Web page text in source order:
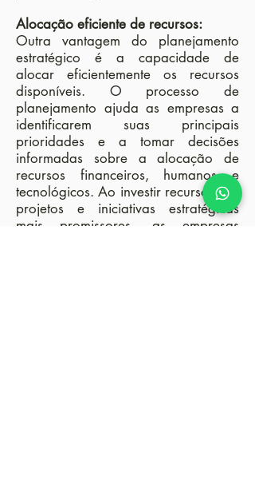
Alocação eficiente de recursos:
Outra vantagem do planejamento
estratégico é a capacidade de
alocar eficientemente os recursos
disponíveis. O processo de
planejamento ajuda as empresas a
identificarem suas principais
prioridades e a tomar decisões
informadas sobre a alocação de
recursos financeiros, humanos e
tecnológicos. Ao investir recursos nos
projetos e iniciativas estratégicas
mais promissores, as empresas